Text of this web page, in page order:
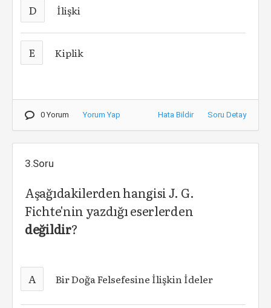
D İlişki
E Kiplik
0 Yorum Yorum Yap Hata Bildir Soru Detay
3.Soru
Aşağıdakilerden hangisi J. G.
Fichte'nin yazdığı eserlerden
değildir?
A Bir Doğa Felsefesine İlişkin İdeler